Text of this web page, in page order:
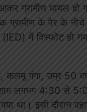
ग्रामीण घायल हो
के पैर के नीचे
में विस्फोट हो
कलमू गंगा, उम्र 50
शाम लगभग 4:30 से
था। इसी दौरान